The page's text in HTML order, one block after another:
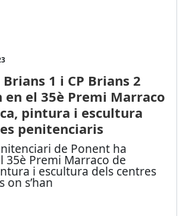
Brians 1 i CP Brians 2
el 35è Premi Marraco
pintura i escultura
penitenciaris
de Ponent ha
35è Premi Marraco de
i escultura dels centres
on s’han